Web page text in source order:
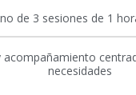
de 3 sesiones de 1
acompañamiento
necesidades